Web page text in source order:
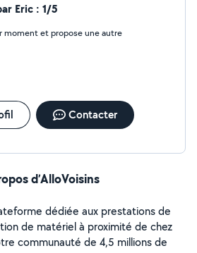
Je peux tout de
pour les devoirs ou expliquer
dans plusieurs matières
espagnol, français, svt) suivant
mathématiques, langue
(anglais) ainsi que
Eric : 1/5
moment et propose une autre
Contacter
d’AlloVoisins
dédiée aux prestations de
de matériel à proximité de chez
communauté de 4,5 millions de